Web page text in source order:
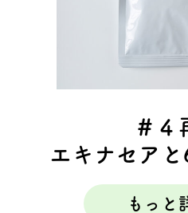
＃４
エキナセア
もっと